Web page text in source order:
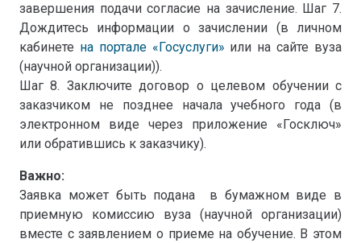
завершения подачи согласие на зачисление. Шаг 7.
Дождитесь информации о зачислении (в личном
кабинете на портале «Госуслуги» или на сайте вуза
(научной организации)).
Шаг 8. Заключите договор о целевом обучении с
заказчиком не позднее начала учебного года (в
электронном виде через приложение «Госключ»
или обратившись к заказчику).
Важно:
Заявка может быть подана в бумажном виде в
приемную комиссию вуза (научной организации)
вместе с заявлением о приеме на обучение. В этом